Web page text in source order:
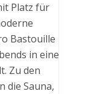
Platz für
Bastouille
in eine
Zu den
die Sauna,